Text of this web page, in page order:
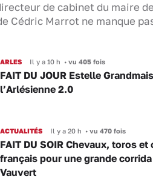
de cabinet du maire
Cédric Marrot ne manque
ARLES Il y a 10 h •vu 405 fois
FAIT DU JOUR Estelle
l’Arlésienne 2.0
ACTUALITÉS Il y a 20 h •vu 470 fois
FAIT DU SOIR Chevaux, toros et
français pour une grande corrida
Vauvert